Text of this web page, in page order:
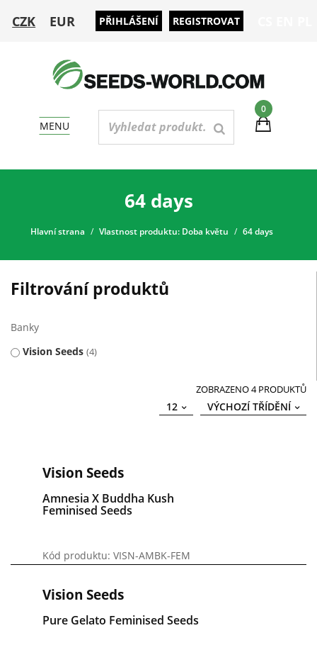
CZK EUR PŘIHLÁŠENÍ REGISTROVAT
0
MENU
64 days
Hlavní strana Vlastnost produktu: Doba květu 64 days
Filtrování produktů
Banky
Vision Seeds 4
ZOBRAZENO 4 PRODUKTŮ
VÝCHOZÍ TŘÍDĚNÍ
12
Vision Seeds
Amnesia X Buddha Kush
Feminised Seeds
Kód produktu: VISN-AMBK-FEM
Vision Seeds
Pure Gelato Feminised Seeds